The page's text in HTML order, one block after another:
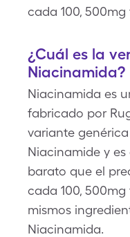
cada 100, 500mg
¿Cuál es la
Niacinamida?
Niacinamida es
fabricado por
variante
Niacinamide y
barato que el
cada 100,
mismos
Niacinamida.